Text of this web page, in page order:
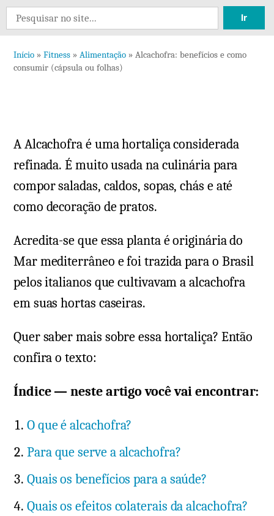
Deixe
em
consumir
(cápsula
folhas)
Search
for:
Início » Fitness » Alimentação » Alcachofra: benefícios e como
consumir (cápsula ou folhas)
A Alcachofra é uma hortaliça considerada
refinada. É muito usada na culinária para
compor saladas, caldos, sopas, chás e até
como decoração de pratos.
Acredita-se que essa planta é originária do
Mar mediterrâneo e foi trazida para o Brasil
pelos italianos que cultivavam a alcachofra
em suas hortas caseiras.
Quer saber mais sobre essa hortaliça? Então
confira o texto:
Índice — neste artigo você vai encontrar:
O que é alcachofra?
Para que serve a alcachofra?
Quais os benefícios para a saúde?
Quais os efeitos colaterais da alcachofra?